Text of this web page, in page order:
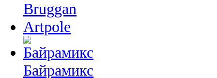
Bruggan
Artpole
Байрамикс